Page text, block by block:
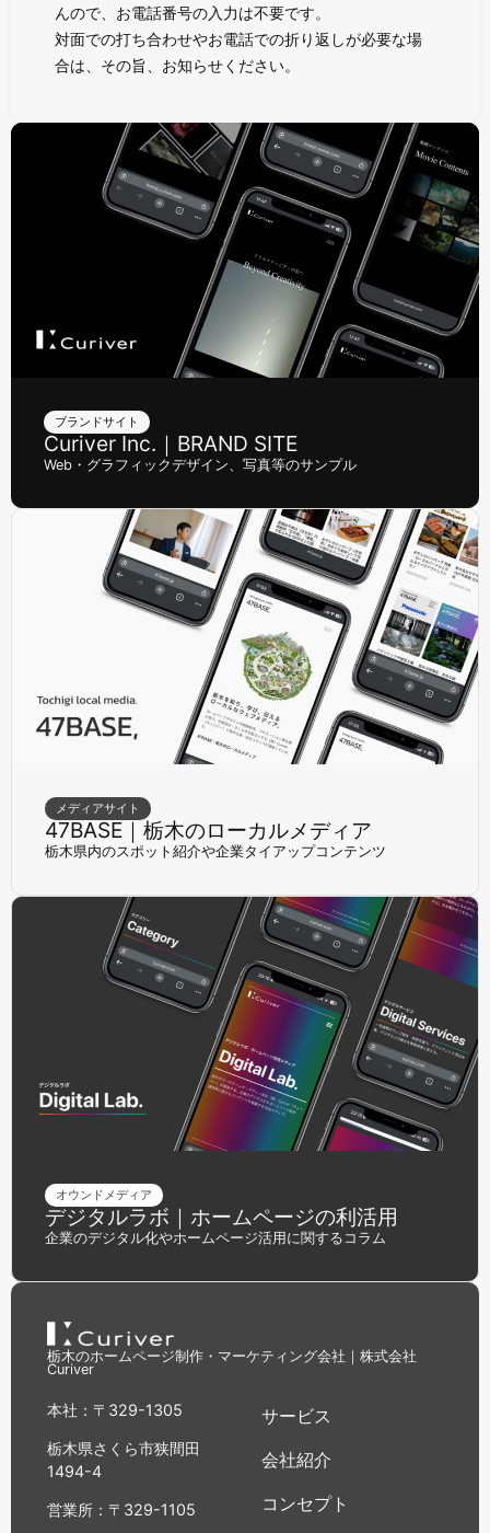
んので、お電話番号の入力は不要です。
対面での打ち合わせやお電話での折り返しが必要な場
合は、その旨、お知らせください。
ブランドサイト
Curiver Inc.｜BRAND SITE
Web・グラフィックデザイン、写真等のサンプル
メディアサイト
47BASE｜栃木のローカルメディア
栃木県内のスポット紹介や企業タイアップコンテンツ
オウンドメディア
デジタルラボ｜ホームページの利活用
企業のデジタル化やホームページ活用に関するコラム
栃木のホームページ制作・マーケティング会社｜株式会社
Curiver
本社：〒329-1305
栃木県さくら市狭間田
1494-4
営業所：〒329-1105
サービス
会社紹介
コンセプト